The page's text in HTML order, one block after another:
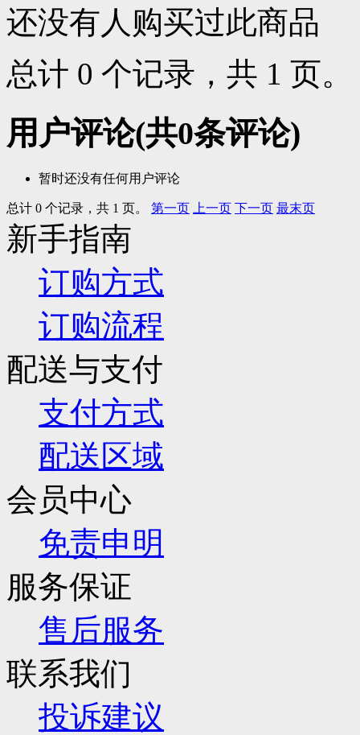
还没有人购买过此商品
总计 0 个记录，共 1 页。
用户评论(共0条评论)
暂时还没有任何用户评论
总计 0 个记录，共 1 页。 第一页 上一页 下一页 最末页
新手指南
订购方式
订购流程
配送与支付
支付方式
配送区域
会员中心
免责申明
服务保证
售后服务
联系我们
投诉建议